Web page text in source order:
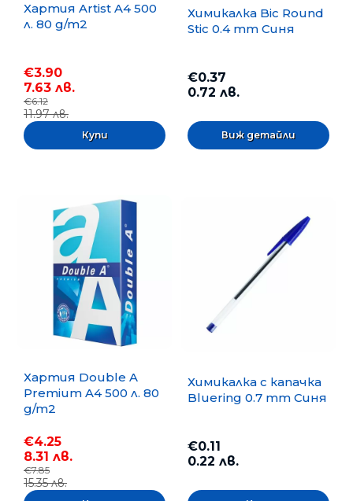
Хартия Artist A4 500
л. 80 g/m2
€3.90
7.63 лв.
€6.12
11.97 лв.
Химикалка Bic Round
Stic 0.4 mm Синя
€0.37
0.72 лв.
Виж детайли
Хартия Double A
Premium A4 500 л. 80
g/m2
€4.25
8.31 лв.
€7.85
15.35 лв.
Химикалка с капачка
Bluering 0.7 mm Синя
€0.11
0.22 лв.